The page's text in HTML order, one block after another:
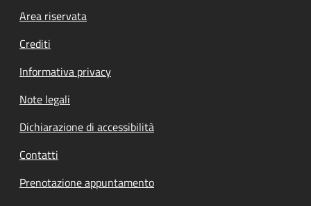
Footer menu
Area riservata
Crediti
Informativa privacy
Note legali
Dichiarazione di accessibilità
Contatti
Prenotazione appuntamento